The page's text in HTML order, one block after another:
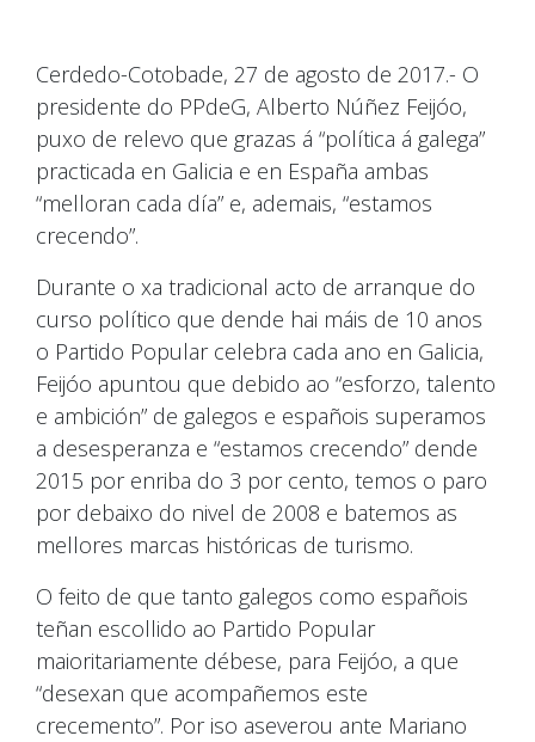
Cerdedo-Cotobade, 27 de agosto de 2017.- O
presidente do PPdeG, Alberto Núñez Feijóo,
puxo de relevo que grazas á “política á galega”
practicada en Galicia e en España ambas
“melloran cada día” e, ademais, “estamos
crecendo”.
Durante o xa tradicional acto de arranque do
curso político que dende hai máis de 10 anos
o Partido Popular celebra cada ano en Galicia,
Feijóo apuntou que debido ao “esforzo, talento
e ambición” de galegos e españois superamos
a desesperanza e “estamos crecendo” dende
2015 por enriba do 3 por cento, temos o paro
por debaixo do nivel de 2008 e batemos as
mellores marcas históricas de turismo.
O feito de que tanto galegos como españois
teñan escollido ao Partido Popular
maioritariamente débese, para Feijóo, a que
“desexan que acompañemos este
crecemento”. Por iso aseverou ante Mariano